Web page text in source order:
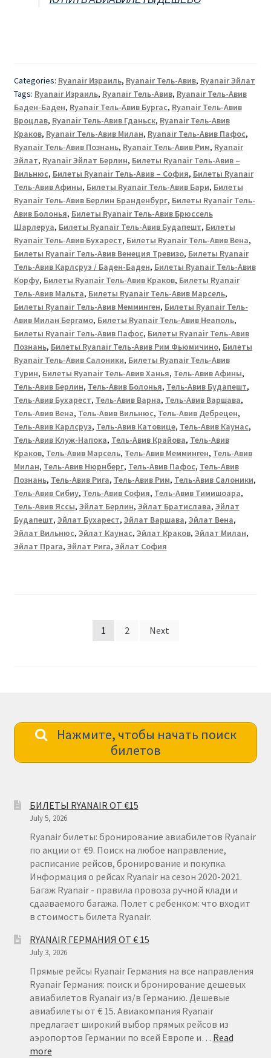
Categories: Ryanair Израиль, Ryanair Тель-Авив, Ryanair Эйлат
Tags: Ryanair Израиль, Ryanair Тель-Авив, Ryanair Тель-Авив
Баден-Баден, Ryanair Тель-Авив Бургас, Ryanair Тель-Авив
Вроцлав, Ryanair Тель-Авив Гданьск, Ryanair Тель-Авив
Краков, Ryanair Тель-Авив Милан, Ryanair Тель-Авив Пафос,
Ryanair Тель-Авив Познань, Ryanair Тель-Авив Рим, Ryanair
Эйлат, Ryanair Эйлат Берлин, Билеты Ryanair Тель-Авив –
Вильнюс, Билеты Ryanair Тель-Авив – София, Билеты Ryanair
Тель-Авив Афины, Билеты Ryanair Тель-Авив Бари, Билеты
Ryanair Тель-Авив Берлин Бранденбург, Билеты Ryanair Тель-
Авив Болонья, Билеты Ryanair Тель-Авив Брюссель
Шарлеруа, Билеты Ryanair Тель-Авив Будапешт, Билеты
Ryanair Тель-Авив Бухарест, Билеты Ryanair Тель-Авив Вена,
Билеты Ryanair Тель-Авив Венеция Тревизо, Билеты Ryanair
Тель-Авив Карлсруэ / Баден-Баден, Билеты Ryanair Тель-Авив
Корфу, Билеты Ryanair Тель-Авив Краков, Билеты Ryanair
Тель-Авив Мальта, Билеты Ryanair Тель-Авив Марсель,
Билеты Ryanair Тель-Авив Мемминген, Билеты Ryanair Тель-
Авив Милан Бергамо, Билеты Ryanair Тель-Авив Неаполь,
Билеты Ryanair Тель-Авив Пафос, Билеты Ryanair Тель-Авив
Познань, Билеты Ryanair Тель-Авив Рим Фьюмичино, Билеты
Ryanair Тель-Авив Салоники, Билеты Ryanair Тель-Авив
Турин, Билеты Ryanair Тель-Авив Ханья, Тель-Авив Афины,
Тель-Авив Берлин, Тель-Авив Болонья, Тель-Авив Будапешт,
Тель-Авив Бухарест, Тель-Авив Варна, Тель-Авив Варшава,
Тель-Авив Вена, Тель-Авив Вильнюс, Тель-Авив Дебрецен,
Тель-Авив Карлсруэ, Тель-Авив Катовице, Тель-Авив Каунас,
Тель-Авив Клуж-Напока, Тель-Авив Крайова, Тель-Авив
Краков, Тель-Авив Марсель, Тель-Авив Мемминген, Тель-Авив
Милан, Тель-Авив Нюрнберг, Тель-Авив Пафос, Тель-Авив
Познань, Тель-Авив Рига, Тель-Авив Рим, Тель-Авив Салоники,
Тель-Авив Сибиу, Тель-Авив София, Тель-Авив Тимишоарa,
Тель-Авив Яссы, Эйлат Берлин, Эйлат Братислава, Эйлат
Будапешт, Эйлат Бухарест, Эйлат Варшава, Эйлат Вена,
Эйлат Вильнюс, Эйлат Каунас, Эйлат Краков, Эйлат Милан,
Эйлат Прага, Эйлат Рига, Эйлат София
1 2 Next
Нажмите, чтобы начать поиск
билетов
БИЛЕТЫ RYANAIR ОТ €15
July 5, 2026
Ryanair билеты: бронирование авиабилетов Ryanair
по акции от €9. Поиск на любое направление,
расписание рейсов, бронирование и покупка.
Информация о рейсах Ryanair на сезон 2020-2021.
Багаж Ryanair - правила провоза ручной клади и
сдааваемого багажа. Полет с ребенком: что входит
в стоимость билета Ryanair.
RYANAIR ГЕРМАНИЯ ОТ € 15
July 3, 2026
Прямые рейсы Ryanair Германия на все направления
Ryanair Германия: поиск и бронирование дешевых
авиабилетов Ryanair из/в Германию. Дешевые
авиабилеты от € 15. Авиакомпания Ryanair
предлагает широкий выбор прямых рейсов из
аэропортов Германии по всей Европе и… Read
more: